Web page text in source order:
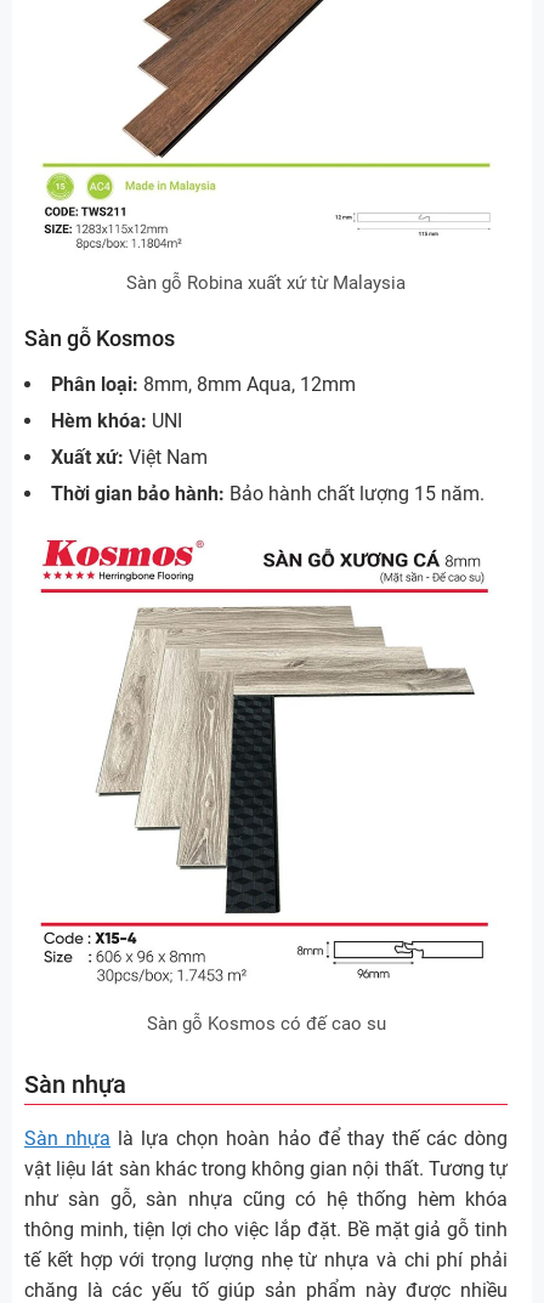
Sàn gỗ Robina xuất xứ từ Malaysia
Sàn gỗ Kosmos
Phân loại: 8mm, 8mm Aqua, 12mm
Hèm khóa: UNI
Xuất xứ: Việt Nam
Thời gian bảo hành: Bảo hành chất lượng 15 năm.
Sàn gỗ Kosmos có đế cao su
Sàn nhựa
Sàn nhựa là lựa chọn hoàn hảo để thay thế các dòng
vật liệu lát sàn khác trong không gian nội thất. Tương tự
như sàn gỗ, sàn nhựa cũng có hệ thống hèm khóa
thông minh, tiện lợi cho việc lắp đặt. Bề mặt giả gỗ tinh
tế kết hợp với trọng lượng nhẹ từ nhựa và chi phí phải
chăng là các yếu tố giúp sản phẩm này được nhiều